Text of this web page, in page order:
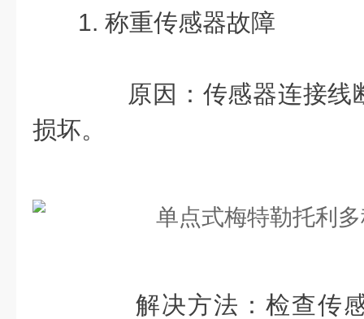
1. 称重传感器故障
原因：传感器连接线
损坏。
解决方法：检查传感